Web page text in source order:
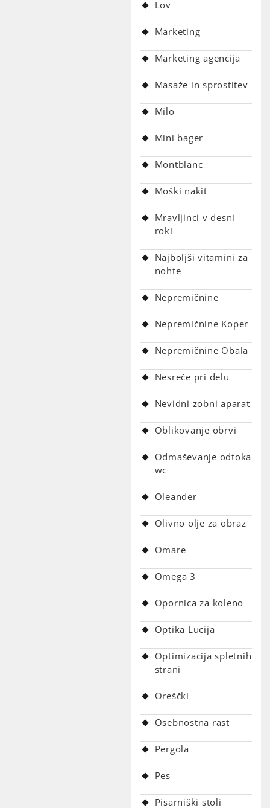
Lov
Marketing
Marketing agencija
Masaže in sprostitev
Milo
Mini bager
Montblanc
Moški nakit
Mravljinci v desni
roki
Najboljši vitamini za
nohte
Nepremičnine
Nepremičnine Koper
Nepremičnine Obala
Nesreče pri delu
Nevidni zobni aparat
Oblikovanje obrvi
Odmaševanje odtoka
wc
Oleander
Olivno olje za obraz
Omare
Omega 3
Opornica za koleno
Optika Lucija
Optimizacija spletnih
strani
Oreščki
Osebnostna rast
Pergola
Pes
Pisarniški stoli